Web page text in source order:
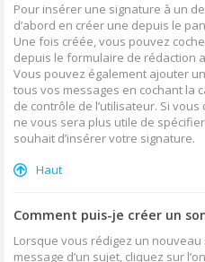
Pour insérer une signature à un
d’abord en créer une depuis le
Une fois créée, vous pouvez
depuis le formulaire de rédaction
Vous pouvez également ajouter
tous vos messages en cochant la
de contrôle de l’utilisateur. Si
ne vous sera plus utile de
souhait d’insérer votre signature.
Haut
Comment puis-je créer un
Lorsque vous rédigez un
message d’un sujet, cliquez sur